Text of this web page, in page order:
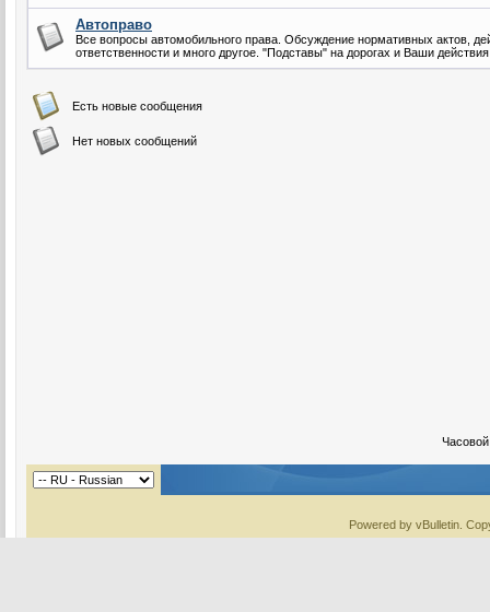
Автоправо
Все вопросы автомобильного права. Обсуждение нормативных актов,
ответственности и много другое. "Подставы" на дорогах и Ваши
Есть новые сообщения
Нет новых сообщений
Powered by vBulletin.